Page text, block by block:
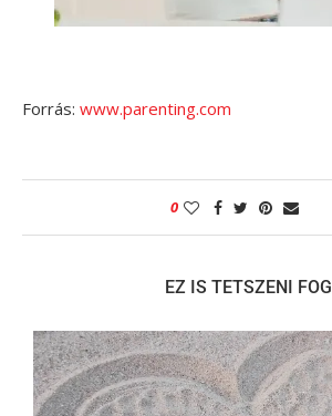
Forrás: www.parenting.com
0
EZ IS TETSZENI FOG